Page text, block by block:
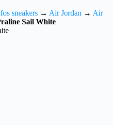
sneakers → Air Jordan → Air
Sail White